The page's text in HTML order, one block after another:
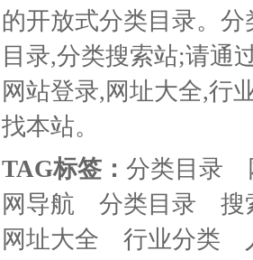
的开放式分类目录。
目录,分类搜索站;请通
网站登录,网址大全,行
找本站。
TAG标签： 分类目录
网导航
分类目录
搜
网址大全
行业分类